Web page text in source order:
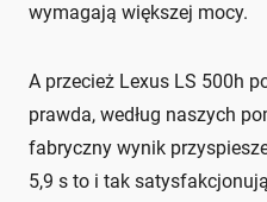
wymagają większej mocy.
A przecież Lexus LS 500h
prawda, według naszych
fabryczny wynik
5,9 s to i tak